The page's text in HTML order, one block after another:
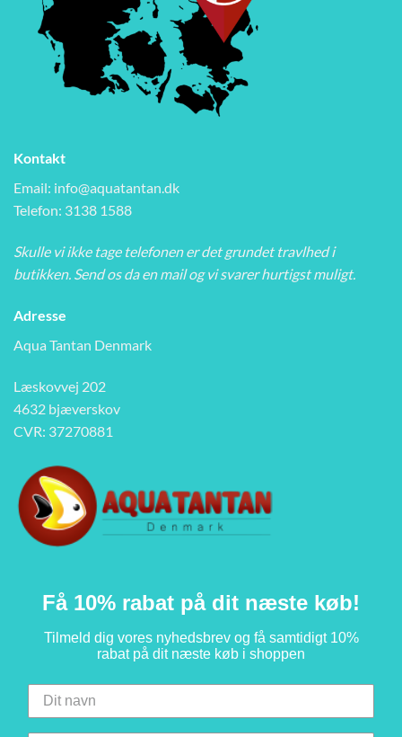
Kontakt
Email: info@aquatantan.dk
Telefon: 3138 1588
Skulle vi ikke tage telefonen er det grundet travlhed i
butikken. Send os da en mail og vi svarer hurtigst muligt.
Adresse
Aqua Tantan Denmark
Læskovvej 202
4632 bjæverskov
CVR: 37270881
Få 10% rabat på dit næste køb!
Tilmeld dig vores nyhedsbrev og få samtidigt 10%
rabat på dit næste køb i shoppen